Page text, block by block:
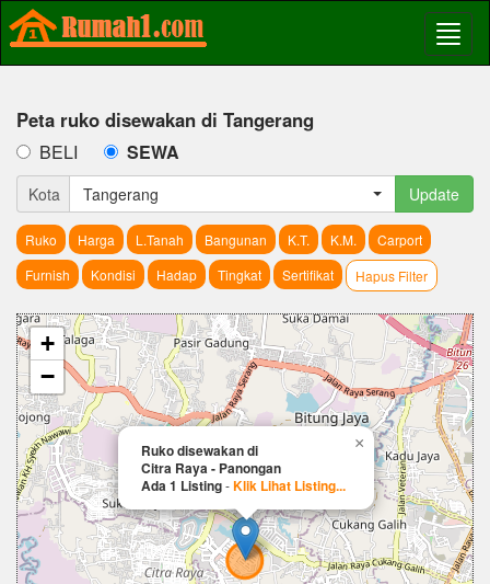
Peta ruko disewakan di Tangerang
BELI SEWA
Kota Tangerang Update
Ruko Harga L.Tanah Bangunan K.T. K.M.
Carport
Furnish
Kondisi Hadap Tingkat Sertifikat Hapus Filter
Ruko disewakan di
Citra Raya - Panongan
Ada 1 Listing-Klik Lihat Listing...
×
+
−